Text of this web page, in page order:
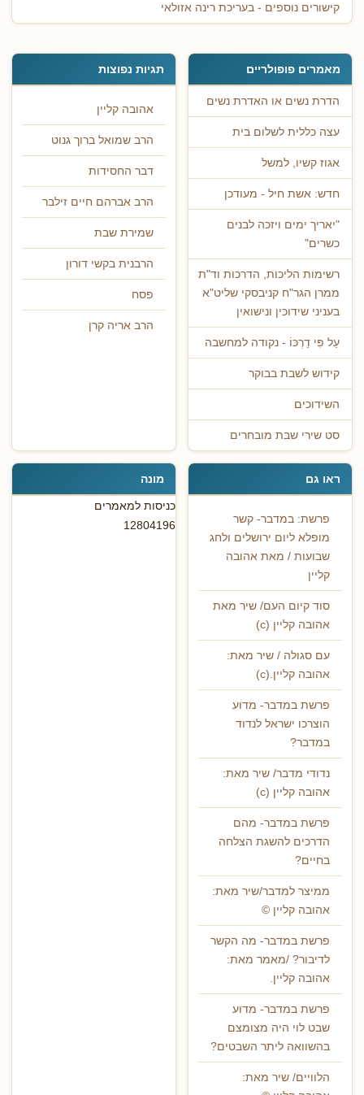
קישורים נוספים - בעריכת רינה אזולאי
מאמרים פופולריים
הדרת נשים או האדרת נשים
עצה כללית לשלום בית
אגוז קשיו, למשל
חדש: אשת חיל - מעודכן
"יאריך ימים ויזכה לבנים
כשרים"
רשימות הליכות, הדרכות וד"ת
ממרן הגר"ח קניבסקי שליט"א
בעניני שידוכין ונישואין
עַל פִּי דַרְכּוֹ - נקודה למחשבה
קידוש לשבת בבוקר
השידוכים
סט שירי שבת מובחרים
תגיות נפוצות
אהובה קליין
הרב שמואל ברוך גנוט
דבר החסידות
הרב אברהם חיים זילבר
שמירת שבת
הרבנית בקשי דורון
פסח
הרב אריה קרן
ראו גם
פרשת: במדבר- קשר
מופלא ליום ירושלים ולחג
שבועות / מאת אהובה
קליין
סוד קיום העם/ שיר מאת
אהובה קליין (c)
עם סגולה / שיר מאת:
אהובה קליין.(c)
פרשת במדבר- מדוע
הוצרכו ישראל לנדוד
במדבר?
נדודי מדבר/ שיר מאת:
אהובה קליין (c)
פרשת במדבר- מהם
הדרכים להשגת הצלחה
בחיים?
ממיצר למדבר/שיר מאת:
אהובה קליין ©
פרשת במדבר- מה הקשר
לדיבור? /מאמר מאת:
אהובה קליין.
פרשת במדבר- מדוע
שבט לוי היה מצומצם
בהשוואה ליתר השבטים?
הלוויים/ שיר מאת:
מונה
כניסות למאמרים
12804196